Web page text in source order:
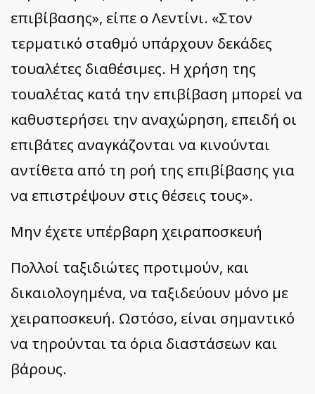
επιβίβασης», είπε ο Λεντίνι. «Στον
τερματικό σταθμό υπάρχουν δεκάδες
τουαλέτες διαθέσιμες. Η χρήση της
τουαλέτας κατά την επιβίβαση μπορεί να
καθυστερήσει την αναχώρηση, επειδή οι
επιβάτες αναγκάζονται να κινούνται
αντίθετα από τη ροή της επιβίβασης για
να επιστρέψουν στις θέσεις τους».
Μην έχετε υπέρβαρη χειραποσκευή
Πολλοί ταξιδιώτες προτιμούν, και
δικαιολογημένα, να ταξιδεύουν μόνο με
χειραποσκευή. Ωστόσο, είναι σημαντικό
να τηρούνται τα όρια διαστάσεων και
βάρους.